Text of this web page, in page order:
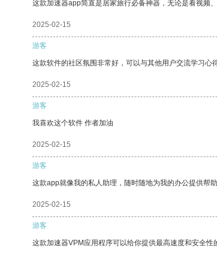
这款加速器app简直是居家旅行必备神器，无论是看视频
2025-02-15
游客
这款软件的社区氛围非常好，可以与其他用户交流学习心得
2025-02-15
游客
我喜欢这个软件 作者加油
2025-02-15
游客
这款app就像我的私人助理，随时随地为我的办公提供帮助
2025-02-15
游客
这款加速器VPM应用程序可以给你提供最高速度和安全性